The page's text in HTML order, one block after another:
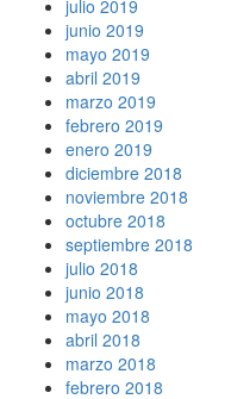
julio 2019
junio 2019
mayo 2019
abril 2019
marzo 2019
febrero 2019
enero 2019
diciembre 2018
noviembre 2018
octubre 2018
septiembre 2018
julio 2018
junio 2018
mayo 2018
abril 2018
marzo 2018
febrero 2018